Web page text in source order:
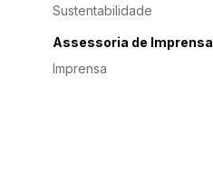
Sustentabilidade
Assessoria de Imprensa
Imprensa